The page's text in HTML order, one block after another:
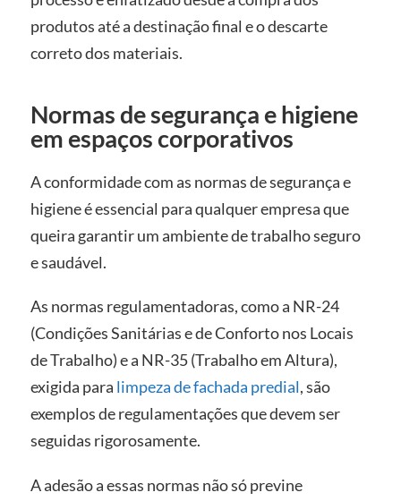
produtos até a destinação final e o descarte
correto dos materiais.
Normas de segurança e higiene
em espaços corporativos
A conformidade com as normas de segurança e
higiene é essencial para qualquer empresa que
queira garantir um ambiente de trabalho seguro
e saudável.
As normas regulamentadoras, como a NR-24
(Condições Sanitárias e de Conforto nos Locais
de Trabalho) e a NR-35 (Trabalho em Altura),
exigida para limpeza de fachada predial, são
exemplos de regulamentações que devem ser
seguidas rigorosamente.
A adesão a essas normas não só previne